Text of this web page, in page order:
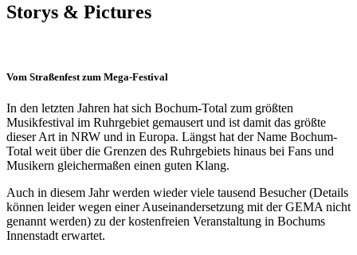
Storys & Pictures
Vom Straßenfest zum Mega-Festival
In den letzten Jahren hat sich Bochum-Total zum größten
Musikfestival im Ruhrgebiet gemausert und ist damit das größte
dieser Art in NRW und in Europa. Längst hat der Name Bochum-
Total weit über die Grenzen des Ruhrgebiets hinaus bei Fans und
Musikern gleichermaßen einen guten Klang.
Auch in diesem Jahr werden wieder viele tausend Besucher (Details
können leider wegen einer Auseinandersetzung mit der GEMA nicht
genannt werden) zu der kostenfreien Veranstaltung in Bochums
Innenstadt erwartet.